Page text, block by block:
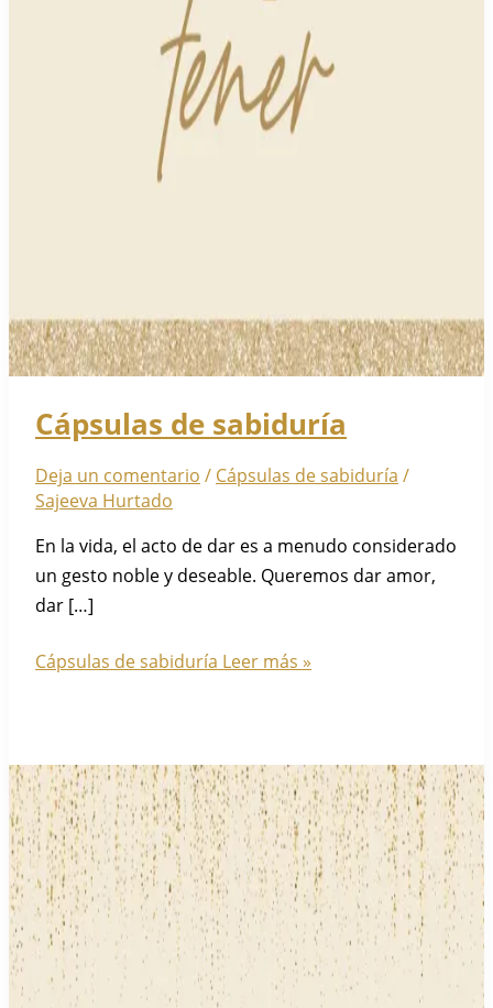
Cápsulas de sabiduría
Deja un comentario / Cápsulas de sabiduría /
Sajeeva Hurtado
En la vida, el acto de dar es a menudo considerado
un gesto noble y deseable. Queremos dar amor,
dar […]
Cápsulas de sabiduría Leer más »